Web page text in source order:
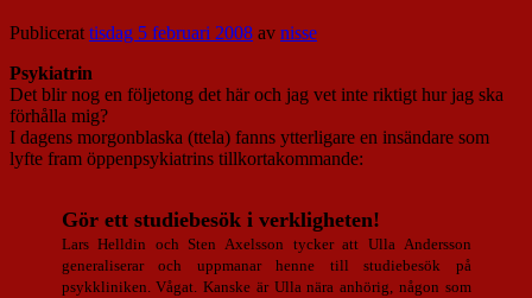
Publicerattisdag 5 februari 2008 av nisse
Psykiatrin
Det blir nog en följetong det här och jag vet inte riktigt hur jag ska
förhålla mig?
I dagens morgonblaska (ttela) fanns ytterligare en insändare som
lyfte fram öppenpsykiatrins tillkortakommande:
Gör ett studiebesök i verkligheten!
Lars Helldin och Sten Axelsson tycker att Ulla Andersson
generaliserar och uppmanar henne till studiebesök på
psykkliniken. Vågat. Kanske är Ulla nära anhörig, någon som